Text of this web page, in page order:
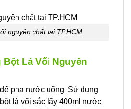
nguyên chất tại TP.HCM
Bột Lá Vối Nguyên
pha nước uống: Sử dụng
lá vối sắc lấy 400ml nước